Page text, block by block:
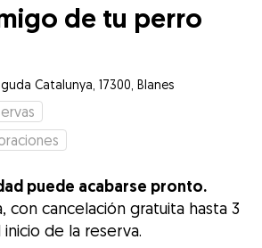
de tu perro
Catalunya, 17300, Blanes
puede acabarse pronto.
con cancelación gratuita hasta 3
de la reserva.